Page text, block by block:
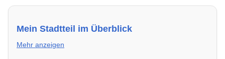
Mein Stadtteil im Überblick
Mehr anzeigen